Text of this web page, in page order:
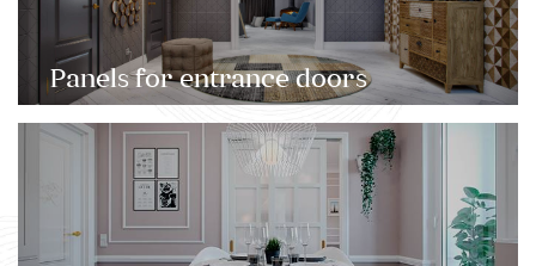
Panels for entrance doors